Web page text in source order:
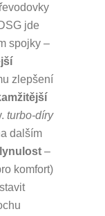
jde
spojky –
zlepšení
turbo-díry
dalším
–
komfort)